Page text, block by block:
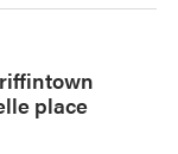
place